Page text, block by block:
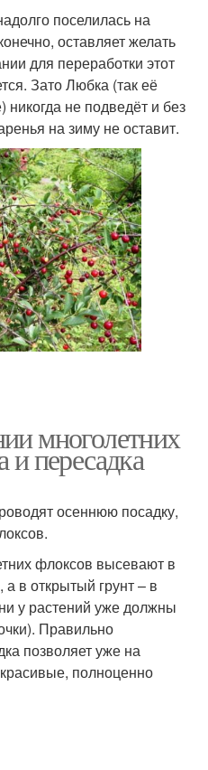
поселилась на
оставляет желать
для переработки этот
Зато Любка (так её
не подведёт и без
на зиму не оставит.
многолетних
и пересадка
осеннюю посадку,
флоксов высевают в
в открытый грунт – в
у растений уже должны
Правильно
позволяет уже на
полноценно